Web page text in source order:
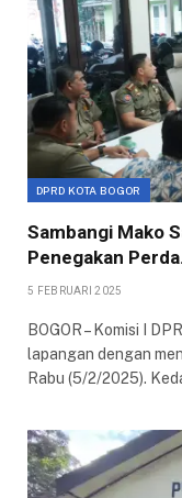
DPRD KOTA BOGOR
Sambangi Mako
Penegakan
5 FEBRUARI 2025
BOGOR – Komisi I
lapangan dengan
Rabu (5/2/2025).